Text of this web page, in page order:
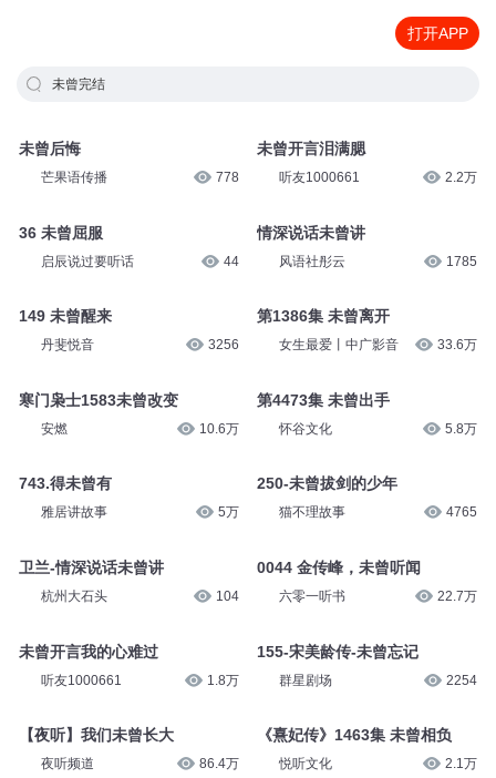
打开APP
未曾完结
未曾后悔
芒果语传播 778
36 未曾屈服
启辰说过要听话 44
149 未曾醒来
丹斐悦音 3256
寒门枭士1583未曾改变
安燃 10.6万
743.得未曾有
雅居讲故事 5万
卫兰-情深说话未曾讲
杭州大石头 104
未曾开言我的心难过
听友1000661 1.8万
【夜听】我们未曾长大
夜听频道 86.4万
未曾开言泪满腮
听友1000661 2.2万
情深说话未曾讲
风语社彤云 1785
第1386集 未曾离开
女生最爱丨中广影音 33.6万
第4473集 未曾出手
怀谷文化 5.8万
250-未曾拔剑的少年
猫不理故事 4765
0044 金传峰，未曾听闻
六零一听书 22.7万
155-宋美龄传-未曾忘记
群星剧场 2254
《熹妃传》1463集 未曾相负
悦听文化 2.1万